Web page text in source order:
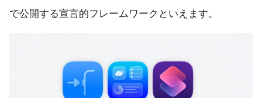
で公開する宣言的フレームワークといえます。